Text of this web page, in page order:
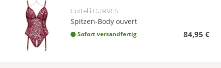
Cottelli CURVES
Spitzen-Body ouvert
Sofort versandfertig 84,95 €